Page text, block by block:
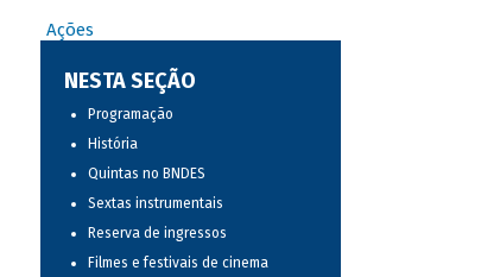
Ações
NESTA SEÇÃO
Programação
História
Quintas no BNDES
Sextas instrumentais
Reserva de ingressos
Filmes e festivais de cinema